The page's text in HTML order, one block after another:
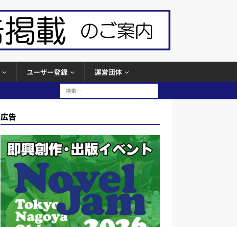
ユーザー登録 運営団体
広告